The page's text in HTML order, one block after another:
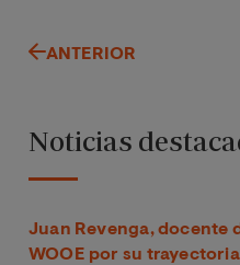
ANTERIOR
Noticias
Juan Revenga, docente
WOOE por su